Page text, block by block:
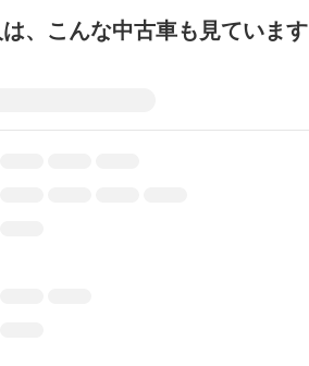
、こんな中古車も見ています